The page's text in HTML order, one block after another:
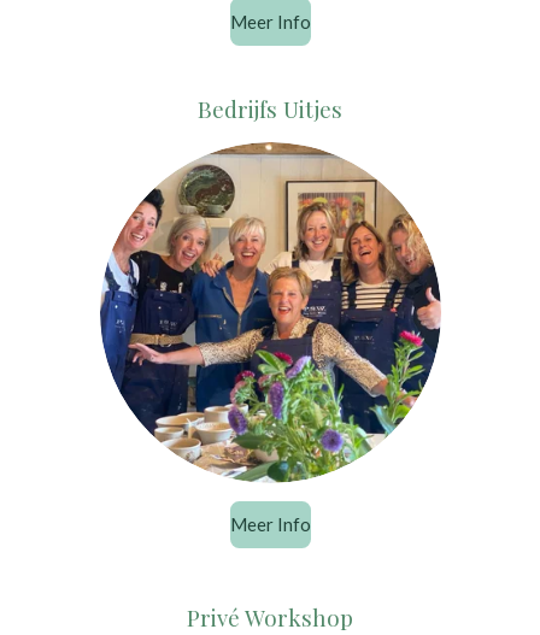
Meer Info
Bedrijfs Uitjes
Meer Info
Privé Workshop